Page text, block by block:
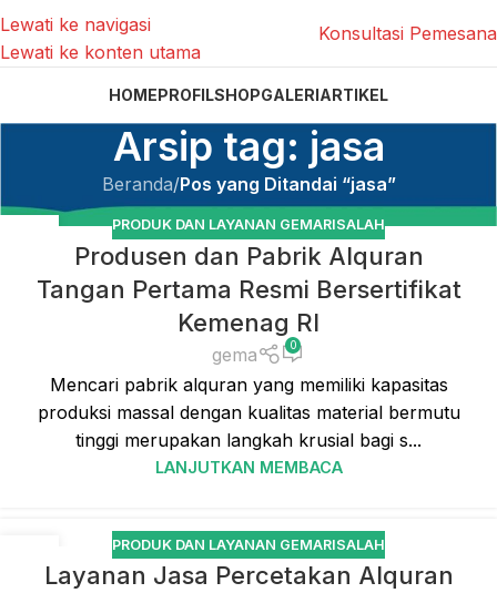
Lewati ke navigasi
Lewati ke konten utama
Konsultasi
HOMEPROFILSHOPGALERIARTIKEL
Arsip tag: jasa
Beranda/Pos yang Ditandai “jasa”
PRODUK DAN LAYANAN GEMARISALAH
Produsen dan Pabrik Alquran
Tangan Pertama Resmi Bersertifikat
Kemenag RI
gema 0
Mencari pabrik alquran yang memiliki kapasitas
produksi massal dengan kualitas material bermutu
tinggi merupakan langkah krusial bagi s...
LANJUTKAN MEMBACA
PRODUK DAN LAYANAN GEMARISALAH
Layanan Jasa Percetakan Alquran